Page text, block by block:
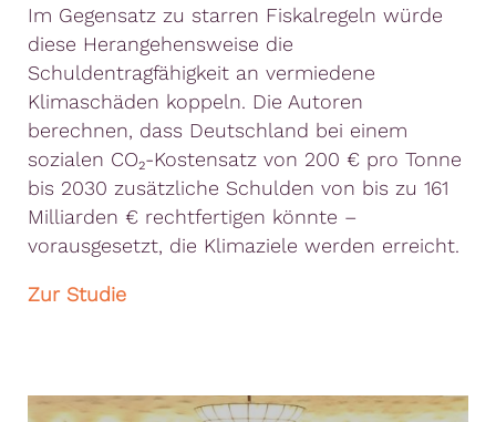
Im Gegensatz zu starren Fiskalregeln würde
diese Herangehensweise die
Schuldentragfähigkeit an vermiedene
Klimaschäden koppeln. Die Autoren
berechnen, dass Deutschland bei einem
sozialen CO₂-Kostensatz von 200 € pro Tonne
bis 2030 zusätzliche Schulden von bis zu 161
Milliarden € rechtfertigen könnte –
vorausgesetzt, die Klimaziele werden erreicht.
Zur Studie